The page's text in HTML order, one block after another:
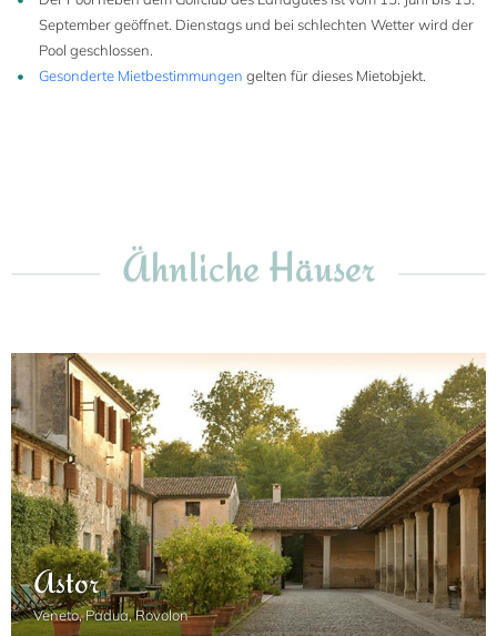
September geöffnet. Dienstags und bei schlechten Wetter wird der
Pool geschlossen.
Gesonderte Mietbestimmungen gelten für dieses Mietobjekt.
Ähnliche Häuser
Astor
Veneto, Padua, Rovolon